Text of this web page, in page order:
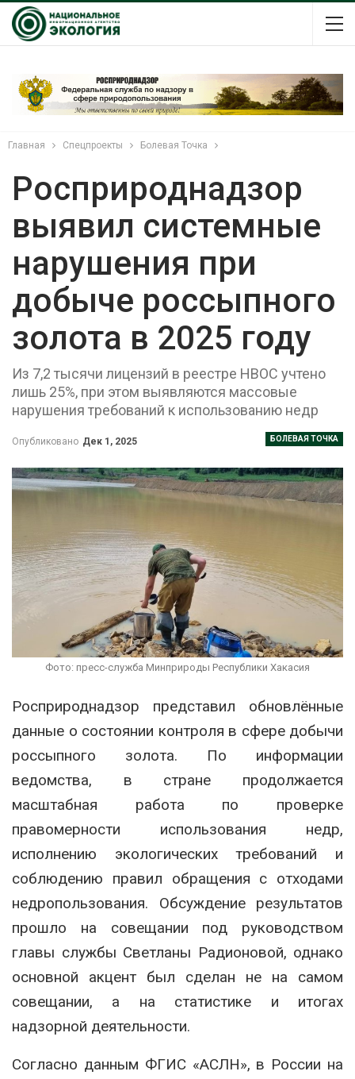
Главная Спецпроекты Болевая Точка
Росприроднадзор
выявил системные
нарушения при
добыче россыпного
золота в 2025 году
Из 7,2 тысячи лицензий в реестре НВОС учтено
лишь 25%, при этом выявляются массовые
нарушения требований к использованию недр
БОЛЕВАЯ ТОЧКА
Опубликовано Дек 1, 2025
Фото: пресс-служба Минприроды Республики Хакасия
Росприроднадзор представил обновлённые
данные о состоянии контроля в сфере добычи
россыпного золота. По информации
ведомства, в стране продолжается
масштабная работа по проверке
правомерности использования недр,
исполнению экологических требований и
соблюдению правил обращения с отходами
недропользования. Обсуждение результатов
прошло на совещании под руководством
главы службы Светланы Радионовой, однако
основной акцент был сделан не на самом
совещании, а на статистике и итогах
надзорной деятельности.
Согласно данным ФГИС «АСЛН», в России на